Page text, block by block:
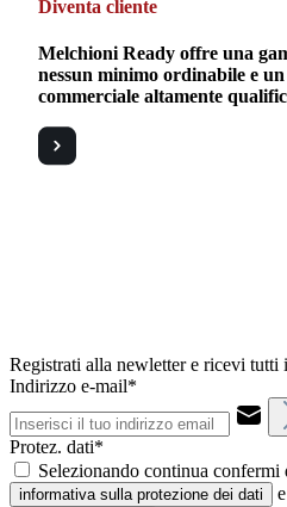
Diventa cliente
Melchioni Ready offre una
nessun minimo ordinabile e
commerciale altamente
Registrati alla newletter e ricevi tutti
Indirizzo e-mail*
Protez. dati*
Selezionando continua confermi
informativa sulla protezione dei dati